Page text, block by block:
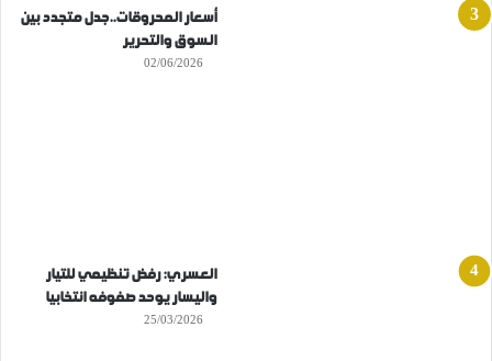
أسعار المحروقات..جدل متجدد بين
السوق والتحرير
02/06/2026
العسري: رفض تنظيمي للتيار
واليسار يوحد صفوفه انتخابيا
25/03/2026